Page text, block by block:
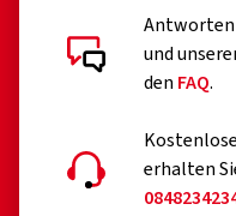
Antworten
und
den FAQ.
erhalten